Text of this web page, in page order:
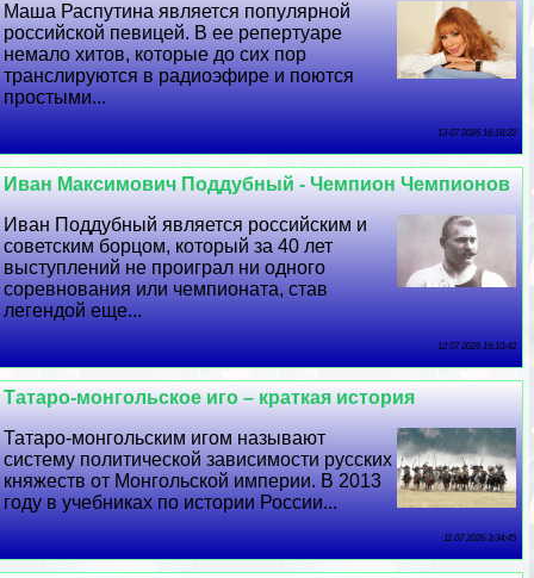
Маша Распутина является популярной
российской певицей. В ее репертуаре
немало хитов, которые до сих пор
трaнcлируются в радиоэфире и поются
простыми...
13 07 2026 16:18:22
Иван Максимович Поддубный - Чемпион Чемпионов
Иван Поддубный является российским и
советским борцом, который за 40 лет
выступлений не проиграл ни одного
соревнования или чемпионата, став
легендой еще...
12 07 2026 16:10:42
Татаро-монгольское иго – краткая история
Татаро-монгольским игом называют
систему политической зависимости русских
княжеств от Монгольской империи. В 2013
году в учебниках по истории России...
11 07 2026 3:34:45